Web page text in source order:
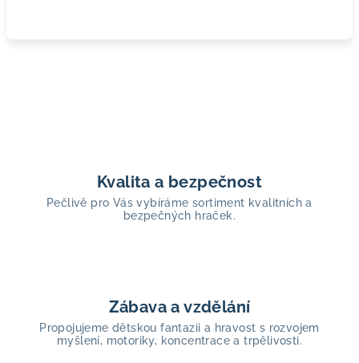
Kvalita a bezpečnost
Pečlivě pro Vás vybíráme sortiment kvalitních a
bezpečných hraček.
Zábava a vzdělání
Propojujeme dětskou fantazii a hravost s rozvojem
myšlení, motoriky, koncentrace a trpělivosti.